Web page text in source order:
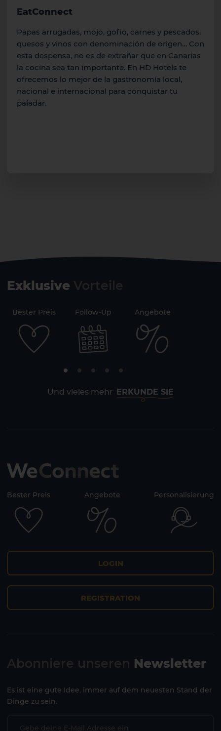
EatConnect
Papas arrugadas, mojo, gofio, carnes y pescados,
quesos y vinos con denominación de origen… Con
esta despensa, no es de extrañar que en Canarias
la cocina sea tan importante. En HD Hotels te
ofrecemos lo mejor de la gastronomía local,
nacional e internacional para conquistar tu
paladar.
Exklusive
Und vieles mehr ERKUNDE SIE
Bester Preis Follow-Up Angebote
Bester Preis Angebote Personalisierung
LOGIN
REGISTRATION
Newsletter
Es ist eine gute Idee, immer auf dem neuesten Stand der
Dinge zu sein.